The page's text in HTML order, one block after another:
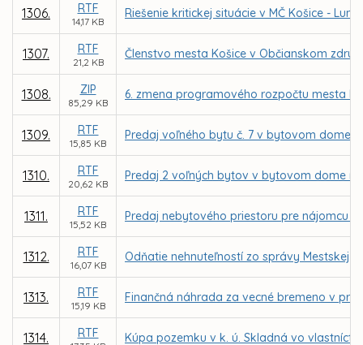
1306. RTF
14,17 KB
Riešenie kritickej situácie v MČ Košice -
1307. RTF
21,2 KB
Členstvo mesta Košice v Občianskom
1308. ZIP
85,29 KB
6. zmena programového rozpočtu mesta
1309. RTF
15,85 KB
Predaj voľného bytu č. 7 v bytovom dome
1310. RTF
20,62 KB
Predaj 2 voľných bytov v bytovom dome
1311. RTF
15,52 KB
Predaj nebytového priestoru pre nájomcu
1312. RTF
16,07 KB
Odňatie nehnuteľností zo správy Mestskej
1313. RTF
15,19 KB
Finančná náhrada za vecné bremeno v
1314. RTF Kúpa pozemku v k. ú. Skladná vo